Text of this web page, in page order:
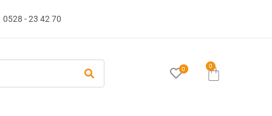
0528 - 23 42 70
0 0